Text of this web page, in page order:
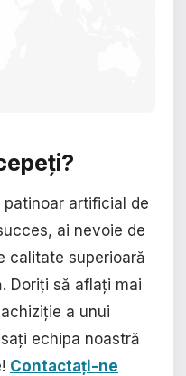
artificial de
ai nevoie de
calitate superioară
Doriți să aflați mai
a unui
echipa noastră
Contactați-ne